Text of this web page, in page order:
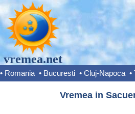
vremea.net
• Romania • Bucuresti • Cluj-Napoca •
Vremea in